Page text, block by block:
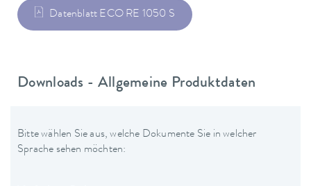
Datenblatt ECO RE 1050 S
Downloads - Allgemeine Produktdaten
Bitte wählen Sie aus, welche Dokumente Sie in welcher
Sprache sehen möchten: